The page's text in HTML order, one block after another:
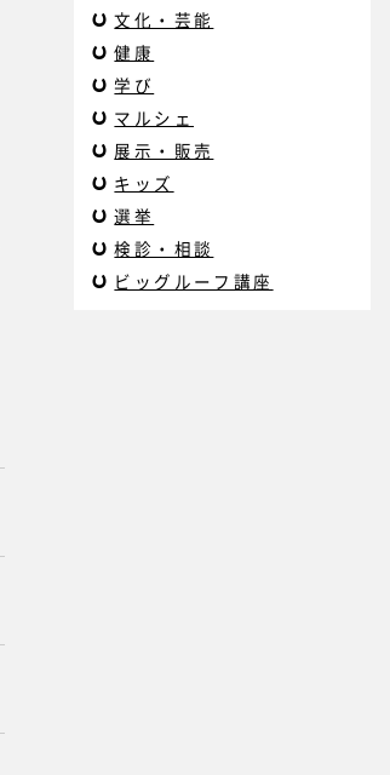
文化・芸能
健康
学び
マルシェ
展示・販売
キッズ
選挙
検診・相談
ビッグルーフ講座